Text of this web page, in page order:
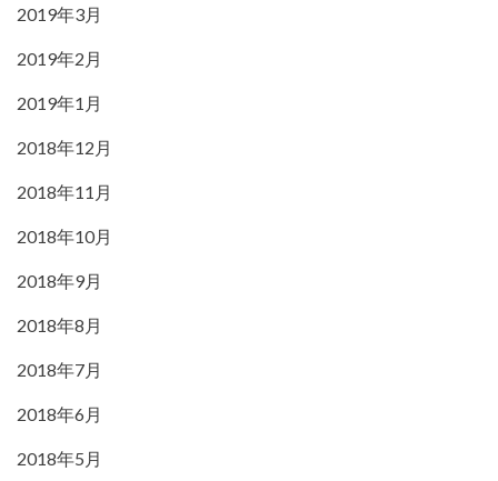
2019年3月
2019年2月
2019年1月
2018年12月
2018年11月
2018年10月
2018年9月
2018年8月
2018年7月
2018年6月
2018年5月